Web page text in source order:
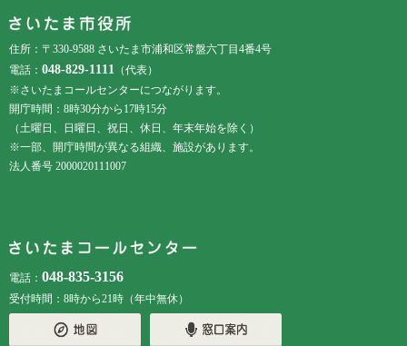
住所：〒330-9588 さいたま市浦和区常盤六丁目4番4号
電話： 048-829-1111
（代表）
※さいたまコールセンターにつながります。
開庁時間：8時30分から17時15分
（土曜日、日曜日、祝日、休日、年末年始を除く）
※一部、開庁時間が異なる組織、施設があります。
法人番号 2000020111007
電話： 048-835-3156
受付時間：8時から21時（年中無休）